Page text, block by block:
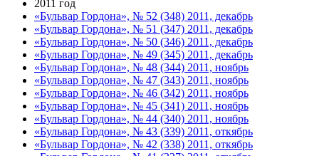
2011 год
«Бульвар Гордона», № 52 (348) 2011, декабрь
«Бульвар Гордона», № 51 (347) 2011, декабрь
«Бульвар Гордона», № 50 (346) 2011, декабрь
«Бульвар Гордона», № 49 (345) 2011, декабрь
«Бульвар Гордона», № 48 (344) 2011, ноябрь
«Бульвар Гордона», № 47 (343) 2011, ноябрь
«Бульвар Гордона», № 46 (342) 2011, ноябрь
«Бульвар Гордона», № 45 (341) 2011, ноябрь
«Бульвар Гордона», № 44 (340) 2011, ноябрь
«Бульвар Гордона», № 43 (339) 2011, откябрь
«Бульвар Гордона», № 42 (338) 2011, откябрь